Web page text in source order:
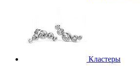
Кластеры